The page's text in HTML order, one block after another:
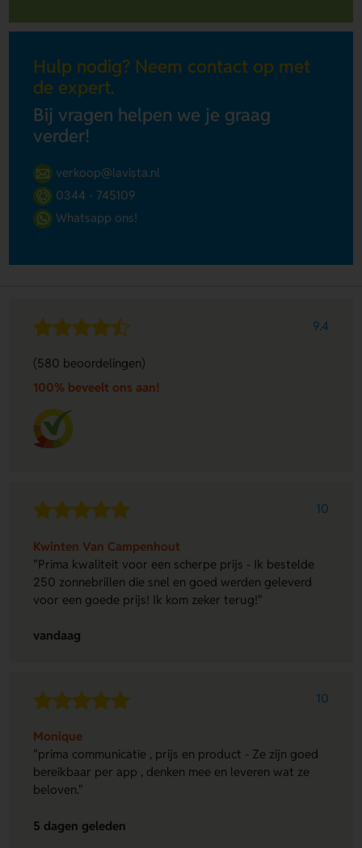
Hulp nodig? Neem contact op met
de expert.
Bij vragen helpen we je graag
verder!
verkoop@lavista.nl
0344 - 745109
Whatsapp ons!
9.4
(580 beoordelingen)
100% beveelt ons aan!
10
Kwinten Van Campenhout
"Prima kwaliteit voor een scherpe prijs - Ik bestelde
250 zonnebrillen die snel en goed werden geleverd
voor een goede prijs! Ik kom zeker terug!"
vandaag
10
Monique
"prima communicatie , prijs en product - Ze zijn goed
bereikbaar per app , denken mee en leveren wat ze
beloven."
5 dagen geleden